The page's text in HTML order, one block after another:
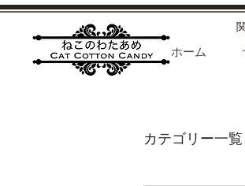
ホーム
カテゴリー一覧